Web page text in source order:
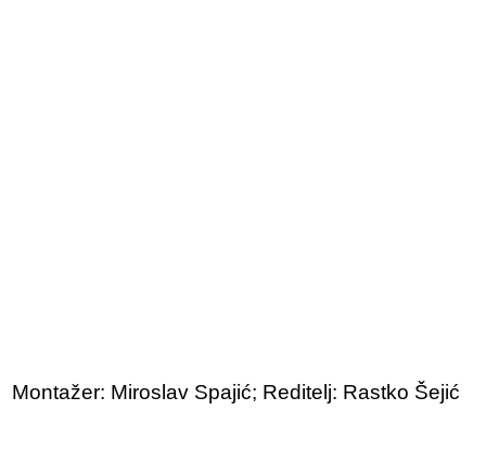
Montažer: Miroslav Spajić; Reditelj: Rastko Šejić